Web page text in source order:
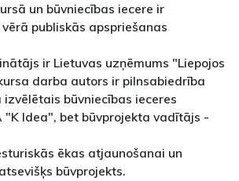
un būvniecības iecere ir
publiskās apspriešanas
ir Lietuvas uzņēmums "Liepojos
darba autors ir pilnsabiedrība
būvniecības ieceres
Idea", bet būvprojekta vadītājs -
ēkas atjaunošanai un
būvprojekts.